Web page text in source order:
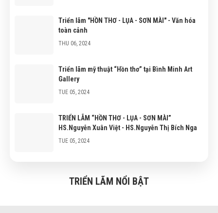
Triển lãm "HỒN THƠ - LỤA - SƠN MÀI" - Văn hóa
toàn cảnh
THU 06, 2024
Triển lãm mỹ thuật “Hồn thơ” tại Bình Minh Art
Gallery
TUE 05, 2024
TRIỂN LÃM “HỒN THƠ - LỤA - SƠN MÀI”
HS.Nguyễn Xuân Việt - HS.Nguyễn Thị Bích Nga
TUE 05, 2024
nghệ thuật Việt Nam - Thái Lan
TRIỂN LÃM NỔI BẬT